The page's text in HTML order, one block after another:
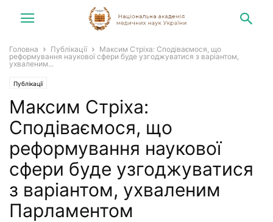
Головна Публікації
Максим Стріха: Сподіваємося, що
реформування наукової сфери буде узгоджуватися з варіантом,
ухваленим...
Публікації
Максим Стріха:
Сподіваємося, що
реформування наукової
сфери буде узгоджуватися
з варіантом, ухваленим
Парламентом